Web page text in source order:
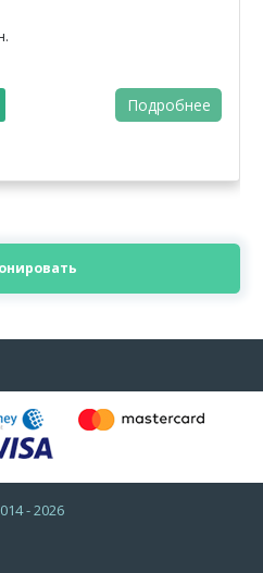
Подробнее
- 2026